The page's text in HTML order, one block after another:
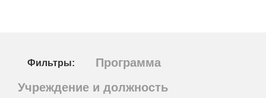
Фильтры:
Программа
Учреждение и должность